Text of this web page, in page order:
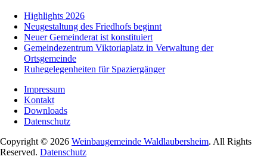
Highlights 2026
Neugestaltung des Friedhofs beginnt
Neuer Gemeinderat ist konstituiert
Gemeindezentrum Viktoriaplatz in Verwaltung der
Ortsgemeinde
Ruhegelegenheiten für Spaziergänger
Impressum
Kontakt
Downloads
Datenschutz
Copyright © 2026 Weinbaugemeinde Waldlaubersheim. All Rights
Reserved. Datenschutz